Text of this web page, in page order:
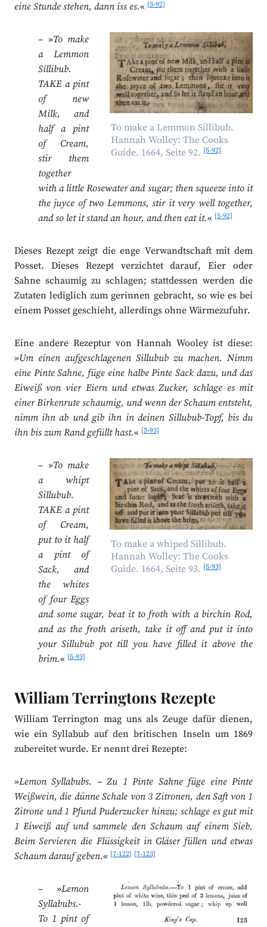
eine Stunde stehen, dann iss es.«[5-92]
To make a Lemmon Sillibub.
Hannah Wolley: The Cooks
Guide. 1664, Seite 92. [5-92]
– »To make
a Lemmon
Sillibub.
TAKE a pint
of new
Milk, and
half a pint
of Cream,
stir them
together
with a little Rosewater and sugar; then squeeze into it
the juyce of two Lemmons, stir it very well together,
and so let it stand an hour, and then eat it.«[5-92]
Dieses Rezept zeigt die enge Verwandtschaft mit dem
Posset. Dieses Rezept verzichtet darauf, Eier oder
Sahne schaumig zu schlagen; stattdessen werden die
Zutaten lediglich zum gerinnen gebracht, so wie es bei
einem Posset geschieht, allerdings ohne Wärmezufuhr.
Eine andere Rezeptur von Hannah Wooley ist diese:
»Um einen aufgeschlagenen Sillubub zu machen. Nimm
eine Pinte Sahne, füge eine halbe Pinte Sack dazu, und das
Eiweiß von vier Eiern und etwas Zucker, schlage es mit
einer Birkenrute schaumig, und wenn der Schaum entsteht,
nimm ihn ab und gib ihn in deinen Sillubub-Topf, bis du
ihn bis zum Rand gefüllt hast.«[5-93]
To make a whiped Sillibub.
Hannah Wolley: The Cooks
Guide. 1664, Seite 93. [5-93]
– »To make
a whipt
Sillubub.
TAKE a pint
of Cream,
put to it half
a pint of
Sack, and
the whites
of four Eggs
and some sugar, beat it to froth with a birchin Rod,
and as the froth ariseth, take it off and put it into
your Sillubub pot till you have filled it above the
brim.«[5-93]
William Terringtons Rezepte
William Terrington mag uns als Zeuge dafür dienen,
wie ein Syllabub auf den britischen Inseln um 1869
zubereitet wurde. Er nennt drei Rezepte:
»Lemon Syllabubs. – Zu 1 Pinte Sahne füge eine Pinte
Weißwein, die dünne Schale von 3 Zitronen, den Saft von 1
Zitrone und 1 Pfund Puderzucker hinzu; schlage es gut mit
1 Eiweiß auf und sammele den Schaum auf einem Sieb.
Beim Servieren die Flüssigkeit in Gläser füllen und etwas
Schaum darauf geben.«[7-122] [7-123]
– »Lemon
Syllabubs.-
To 1 pint of